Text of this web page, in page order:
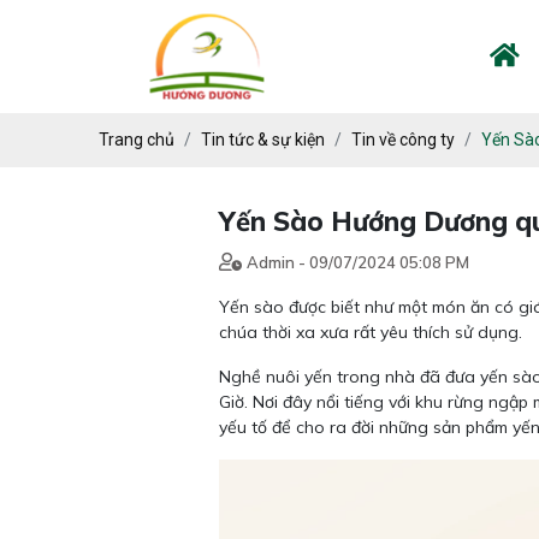
Trang chủ Tin tức & sự kiện Tin về công ty Yến
Yến Sào Hướng Dương
Admin - 09/07/2024 05:08 PM
Yến sào được biết như một món ăn có
chúa thời xa xưa rất yêu thích sử dụng.
Nghề nuôi yến trong nhà đã đưa yến
Giờ. Nơi đây nổi tiếng với khu rừng ngập
yếu tố để cho ra đời những sản phẩm